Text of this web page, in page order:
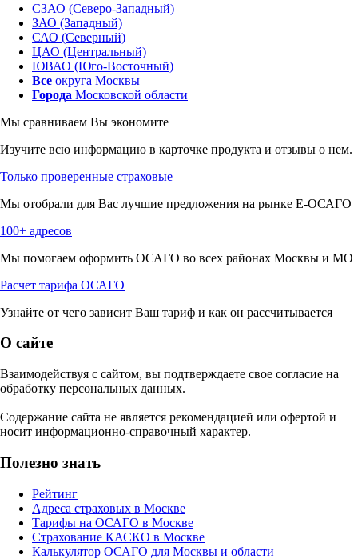
СЗАО (Северо-Западный)
ЗАО (Западный)
САО (Северный)
ЦАО (Центральный)
ЮВАО (Юго-Восточный)
Все округа Москвы
Города Московской области
Мы сравниваем Вы экономите
Изучите всю информацию в карточке продукта и отзывы о нем.
Только проверенные страховые
Мы отобрали для Вас лучшие предложения на рынке Е-ОСАГО
100+ адресов
Мы помогаем оформить ОСАГО во всех районах Москвы и МО
Расчет тарифа ОСАГО
Узнайте от чего зависит Ваш тариф и как он рассчитывается
О сайте
Взаимодействуя с сайтом, вы подтверждаете свое согласие на
обработку персональных данных.
Содержание сайта не является рекомендацией или офертой и
носит информационно-справочный характер.
Полезно знать
Рейтинг
Адреса страховых в Москве
Тарифы на ОСАГО в Москве
Страхование КАСКО в Москве
Калькулятор ОСАГО для Москвы и области